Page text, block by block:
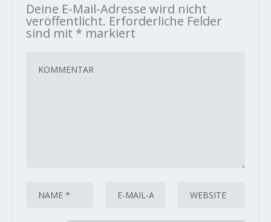
Deine E-Mail-Adresse wird nicht
veröffentlicht. Erforderliche Felder
sind mit * markiert